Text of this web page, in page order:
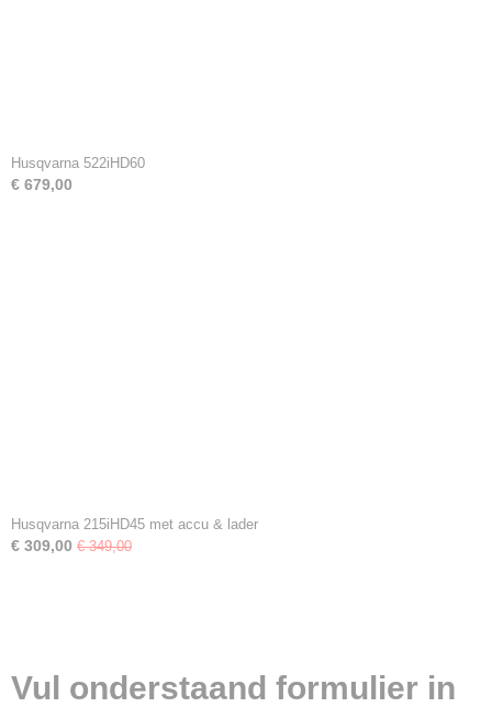
Husqvarna 522iHD60
€ 679,00
Husqvarna 215iHD45 met accu & lader
€ 309,00 € 349,00
Vul onderstaand formulier in